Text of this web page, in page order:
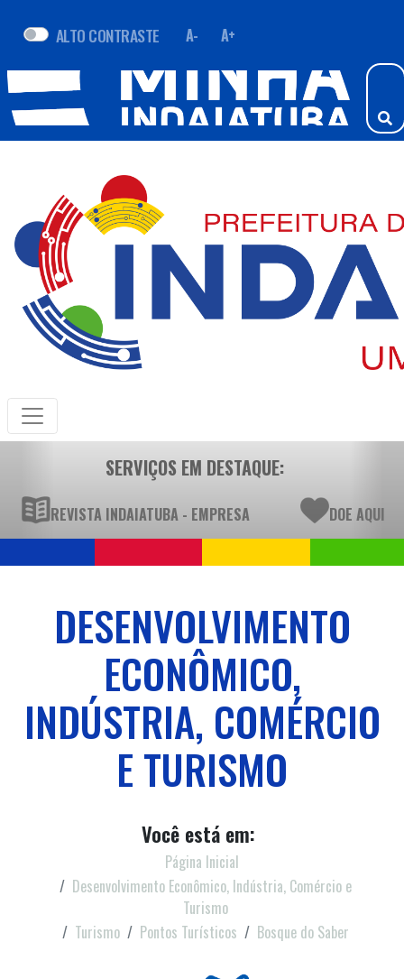
ALTO CONTRASTE A- A+
SERVIÇOS EM DESTAQUE:
REVISTA INDAIATUBA - EMPRESA DOE AQUI
DESENVOLVIMENTO
ECONÔMICO,
INDÚSTRIA, COMÉRCIO
E TURISMO
Você está em:
Página Inicial
Desenvolvimento Econômico, Indústria, Comércio e
Turismo
Turismo
Pontos Turísticos Bosque do Saber